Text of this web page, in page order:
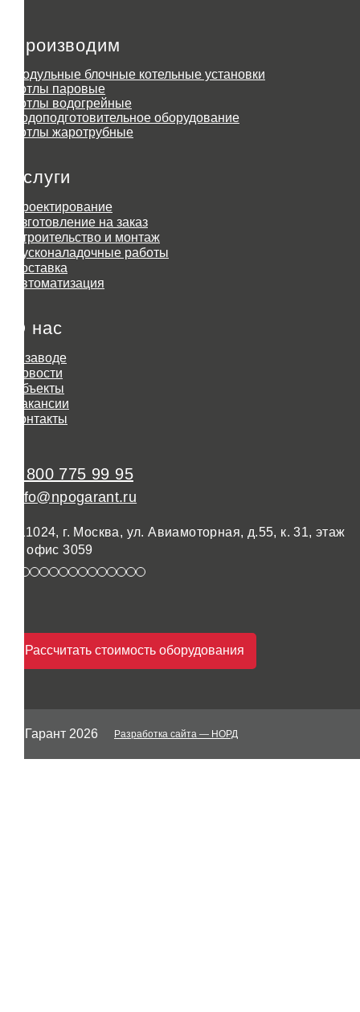
Производим
Модульные блочные котельные установки
Котлы паровые
Котлы водогрейные
Водоподготовительное оборудование
Котлы жаротрубные
Услуги
Проектирование
Изготовление на заказ
Строительство и монтаж
Пусконаладочные работы
Доставка
Автоматизация
О нас
О заводе
Новости
Объекты
Вакансии
Контакты
8 800 775 99 95
info@npogarant.ru
111024, г. Москва, ул. Авиамоторная, д.55, к. 31, этаж
3, офис 3059
Рассчитать стоимость оборудования
© Гарант 2026 Разработка сайта — НОРД